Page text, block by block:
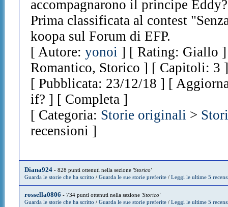
accompagnarono il principe Eddy?
Prima classificata al contest
koopa sul Forum di EFP.
[ Autore: yonoi ] [ Rating: Giallo ]
Romantico, Storico ] [ Capitoli:
[ Pubblicata: 23/12/18 ] [
if? ] [ Completa ]
[ Categoria: Storie originali >
recensioni ]
Diana924- 828 punti ottenuti nella sezione 'Storico'
Guarda le storie che ha scritto / Guarda le sue storie preferite/ Leggi le ultime 5
rossella0806 - 734 punti ottenuti nella sezione 'Storico'
Guarda le storie che ha scritto / Guarda le sue storie preferite/ Leggi le ultime 5